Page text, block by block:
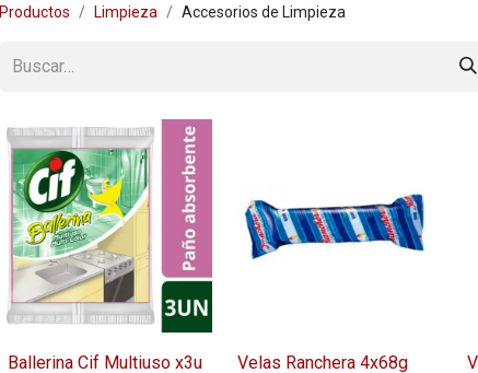
Productos Limpieza Accesorios de Limpieza
Ballerina Cif Multiuso x3u
Velas Ranchera 4x68g